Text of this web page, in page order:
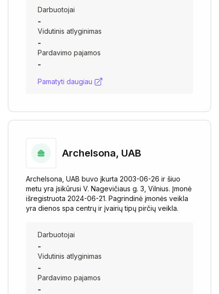
Darbuotojai
-
Vidutinis atlyginimas
-
Pardavimo pajamos
-
Pamatyti daugiau
Archelsona, UAB
Archelsona, UAB buvo įkurta 2003-06-26 ir šiuo
metu yra įsikūrusi V. Nagevičiaus g. 3, Vilnius. Įmonė
išregistruota 2024-06-21. Pagrindinė įmonės veikla
yra dienos spa centrų ir įvairių tipų pirčių veikla.
Darbuotojai
-
Vidutinis atlyginimas
-
Pardavimo pajamos
-